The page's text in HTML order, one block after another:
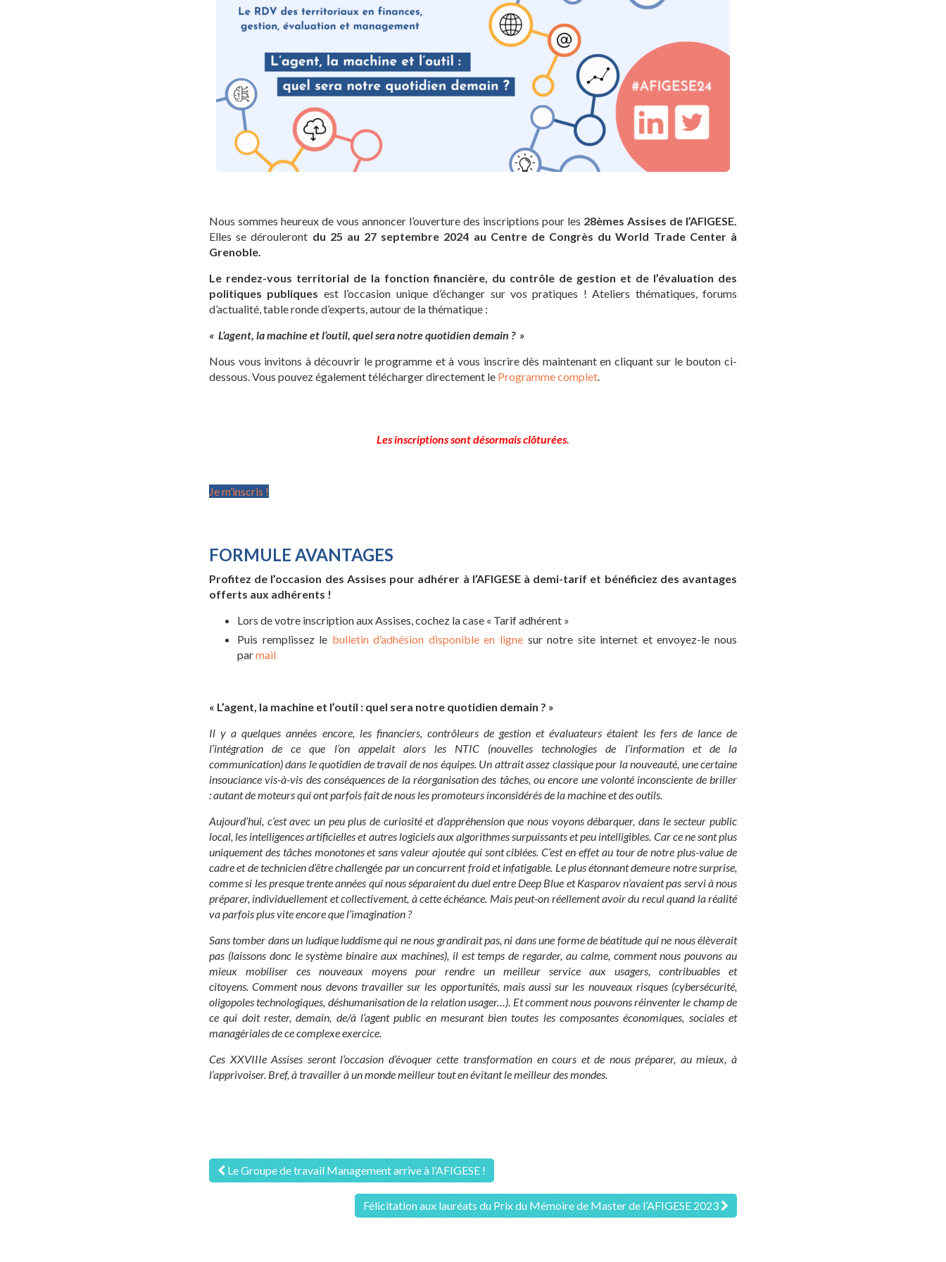
Nous sommes heureux de vous annoncer l’ouverture des inscriptions pour les 28èmes Assises de l’AFIGESE.
Elles se dérouleront du 25 au 27 septembre 2024 au Centre de Congrès du World Trade Center à
Grenoble.
Le rendez-vous territorial de la fonction financière, du contrôle de gestion et de l’évaluation des
politiques publiques est l’occasion unique d’échanger sur vos pratiques ! Ateliers thématiques, forums
d’actualité, table ronde d’experts, autour de la thématique :
« L’agent, la machine et l’outil, quel sera notre quotidien demain ? »
Nous vous invitons à découvrir le programme et à vous inscrire dès maintenant en cliquant sur le bouton ci-
dessous. Vous pouvez également télécharger directement le Programme complet.
Les inscriptions sont désormais clôturées.
Je m’inscris !
FORMULE AVANTAGES
Profitez de l’occasion des Assises pour adhérer à l’AFIGESE à demi-tarif et bénéficiez des avantages
offerts aux adhérents !
Lors de votre inscription aux Assises, cochez la case « Tarif adhérent »
Puis remplissez le bulletin d’adhésion disponible en ligne sur notre site internet et envoyez-le nous
parmail
« L’agent, la machine et l’outil : quel sera notre quotidien demain ? »
Il y a quelques années encore, les financiers, contrôleurs de gestion et évaluateurs étaient les fers de lance de
l’intégration de ce que l’on appelait alors les NTIC (nouvelles technologies de l’information et de la
communication)dans le quotidien de travail de nos équipes.Un attrait assez classique pour la nouveauté, une certaine
insouciance vis-à-vis des conséquences de la réorganisation des tâches, ou encore une volonté inconsciente de briller
:autant de moteurs qui ont parfois fait de nous les promoteurs inconsidérés de la machine et des outils.
Aujourd’hui, c’est avec un peu plus de curiosité et d’appréhension que nous voyons débarquer, dans le secteur public
local, les intelligences artificielles et autres logiciels aux algorithmes surpuissants et peu intelligibles. Car ce ne sont plus
uniquement des tâches monotones et sans valeur ajoutée qui sont ciblées. C’est en effet au tour de notre plus-value de
cadre et de technicien d’être challengée par un concurrent froid et infatigable. Le plus étonnant demeure notre surprise,
comme si les presque trente années qui nous séparaient du duel entre Deep Blue et Kasparov n’avaient pas servi à nous
préparer, individuellement et collectivement, à cette échéance. Mais peut-on réellement avoir du recul quand la réalité
va parfois plus vite encore que l’imagination ?
Sans tomber dans un ludique luddisme qui ne nous grandirait pas, ni dans une forme de béatitude qui ne nous élèverait
pas (laissons donc le système binaire aux machines), il est temps de regarder, au calme, comment nous pouvons au
mieux mobiliser ces nouveaux moyens pour rendre un meilleur service aux usagers, contribuables et
citoyens. Comment nous devons travailler sur les opportunités, mais aussi sur les nouveaux risques (cybersécurité,
oligopoles technologiques, déshumanisation de la relation usager…). Et comment nous pouvons réinventer le champ de
ce qui doit rester, demain, de/àl’agent public en mesurant bien toutes les composantes économiques, sociales et
managériales de ce complexe exercice.
Ces XXVIIIeAssises seront l’occasion d’évoquer cette transformation en cours et de nous préparer, au mieux, à
l’apprivoiser. Bref, à travailler à un monde meilleur tout en évitant le meilleur des mondes.
Navigation
Le Groupe de travail Management arrive à l’AFIGESE !
Félicitation aux lauréats du Prix du Mémoire de Master de l’AFIGESE 2023